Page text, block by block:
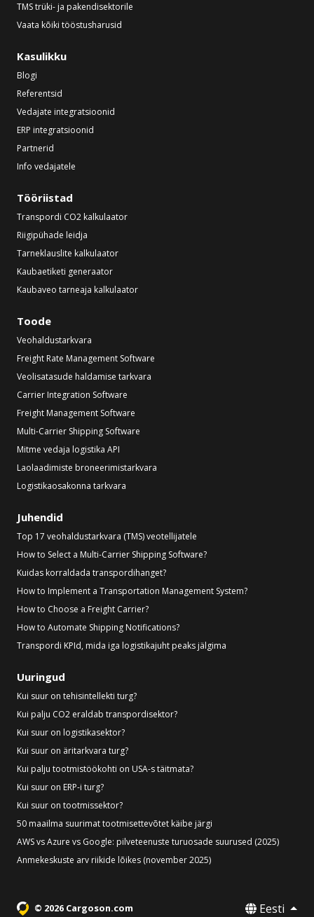
TMS trüki- ja pakendisektorile
Vaata kõiki tööstusharusid
Kasulikku
Blogi
Referentsid
Vedajate integratsioonid
ERP integratsioonid
Partnerid
Info vedajatele
Tööriistad
Transpordi CO2 kalkulaator
Riigipühade leidja
Tarneklauslite kalkulaator
Kaubaetiketi generaator
Kaubaveo tarneaja kalkulaator
Toode
Veohaldustarkvara
Freight Rate Management Software
Veolisatasude haldamise tarkvara
Carrier Integration Software
Freight Management Software
Multi-Carrier Shipping Software
Mitme vedaja logistika API
Laolaadimiste broneerimistarkvara
Logistikaosakonna tarkvara
Juhendid
Top 17 veohaldustarkvara (TMS) veotellijatele
How to Select a Multi-Carrier Shipping Software?
Kuidas korraldada transpordihanget?
How to Implement a Transportation Management System?
How to Choose a Freight Carrier?
How to Automate Shipping Notifications?
Transpordi KPId, mida iga logistikajuht peaks jälgima
Uuringud
Kui suur on tehisintellekti turg?
Kui palju CO2 eraldab transpordisektor?
Kui suur on logistikasektor?
Kui suur on äritarkvara turg?
Kui palju tootmistöökohti on USA-s täitmata?
Kui suur on ERP-i turg?
Kui suur on tootmissektor?
50 maailma suurimat tootmisettevõtet käibe järgi
AWS vs Azure vs Google: pilveteenuste turuosade suurused (2025)
Anmekeskuste arv riikide lõikes (november 2025)
© 2026 Cargoson.com Eesti